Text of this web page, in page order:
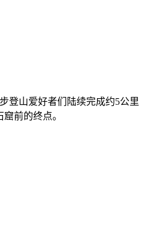
登山爱好者们陆续完成约5公里
前的终点。